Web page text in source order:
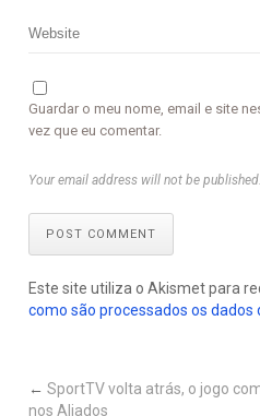
Guardar o meu nome, email e site
vez que eu comentar.
Your email address will not be
POST COMMENT
Este site utiliza o Akismet para
como são processados os dados
←SportTV volta atrás, o jogo
nos Aliados